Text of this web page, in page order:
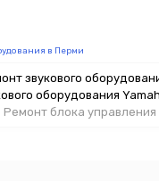
в Перми
звукового
оборудования
Ремонт блока управления